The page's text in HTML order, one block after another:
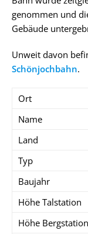
genommen und
Gebäude
Unweit davon
Schönjochbahn.
Ort
Name
Land
Typ
Baujahr
Höhe Talstation
Höhe Bergstation